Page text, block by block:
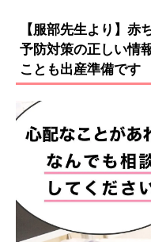
【服部先生より】
予防対策の正しい情
ことも出産準備です